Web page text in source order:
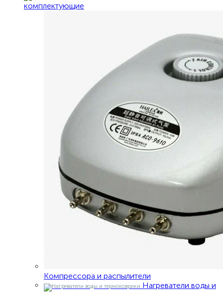
комплектующие
Компрессора и распылители
Нагреватели воды и